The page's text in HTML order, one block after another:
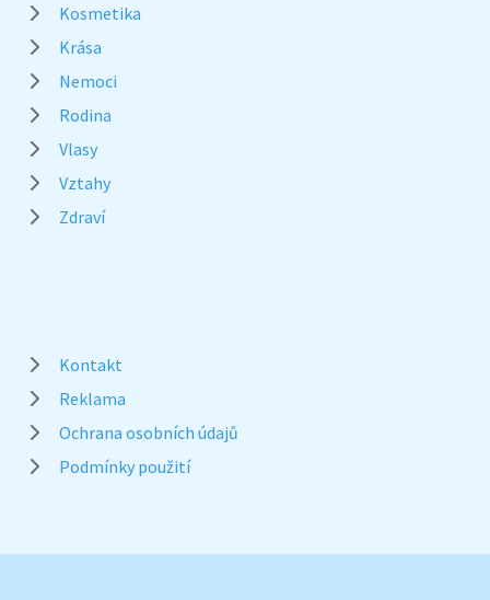
Kosmetika
Krása
Nemoci
Rodina
Vlasy
Vztahy
Zdraví
Kontakt
Reklama
Ochrana osobních údajů
Podmínky použití